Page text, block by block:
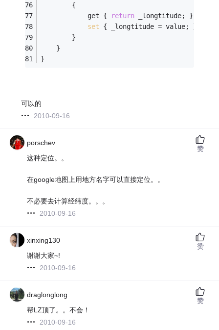
        {
            get {
return _longtitude; }
set { _longtitude = value; }
        }
    }
}
可以的
2010-09-16
porschev
这种定位。。
在google地图上用地方名字可以直接定位。。
不必要去计算经纬度。。。
2010-09-16
赞
xinxing130
谢谢大家~!
2010-09-16
赞
draglonglong
帮LZ顶了。。不会！
2010-09-16
赞